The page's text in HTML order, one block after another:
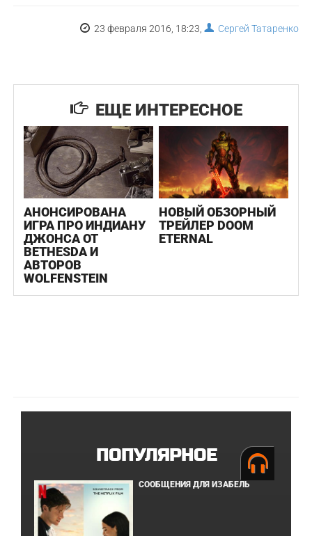
23 февраля 2016, 18:23, Сергей Татаренко
ЕЩЕ ИНТЕРЕСНОЕ
АНОНСИРОВАНА
ИГРА ПРО ИНДИАНУ
ДЖОНСА ОТ
BETHESDA И
АВТОРОВ
WOLFENSTEIN
НОВЫЙ ОБЗОРНЫЙ
ТРЕЙЛЕР DOOM
ETERNAL
ПОПУЛЯРНОЕ
СООБЩЕНИЯ ДЛЯ ИЗАБЕЛЬ